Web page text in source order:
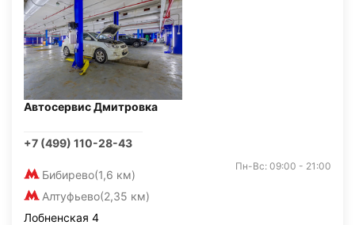
Автосервис Дмитровка
+7 (499) 110-28-43
Бибирево(1,6 км)
Алтуфьево(2,35 км)
Пн-Вс: 09:00 - 21:00
Лобненская 4